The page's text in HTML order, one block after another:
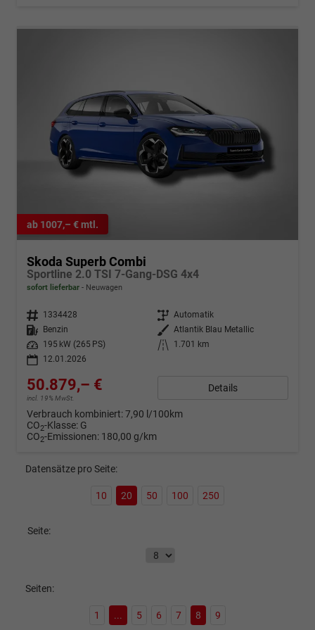
ab 1007,– € mtl.
Skoda Superb Combi
Sportline 2.0 TSI 7-Gang-DSG 4x4
sofort lieferbar Neuwagen
Fahrzeugnr. 1334428 Getriebe Automatik
Kraftstoff
Benzin Außenfarbe Atlantik Blau Metallic
Leistung
195 kW (265 PS) Kilometerstand
1.701 km
12.01.2026
50.879,– €
incl. 19% MwSt.
Details
Verbrauch kombiniert:7,90 l/100km
CO2-Klasse: G
CO2-Emissionen: 180,00 g/km
Datensätze pro Seite:
10 20 50 100 250
Seite:
Seiten:
1 ... 5 6 7 8 9